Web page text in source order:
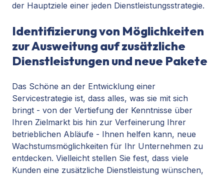
der Hauptziele einer jeden Dienstleistungsstrategie.
Identifizierung von Möglichkeiten
zur Ausweitung auf zusätzliche
Dienstleistungen und neue Pakete
Das Schöne an der Entwicklung einer
Servicestrategie ist, dass alles, was sie mit sich
bringt - von der Vertiefung der Kenntnisse über
Ihren Zielmarkt bis hin zur Verfeinerung Ihrer
betrieblichen Abläufe - Ihnen helfen kann, neue
Wachstumsmöglichkeiten für Ihr Unternehmen zu
entdecken. Vielleicht stellen Sie fest, dass viele
Kunden eine zusätzliche Dienstleistung wünschen,